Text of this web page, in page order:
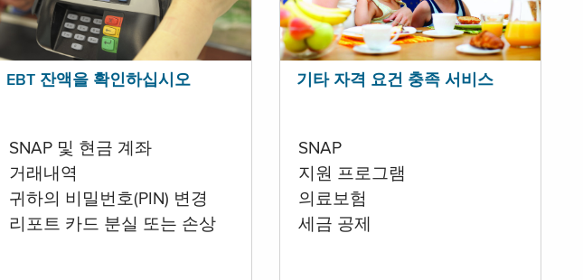
EBT 잔액을 확인하십시오
SNAP 및 현금 계좌
거래내역
귀하의 비밀번호(PIN) 변경
리포트 카드 분실 또는 손상
기타 자격 요건 충족 서비스
SNAP
지원 프로그램
의료보험
세금 공제